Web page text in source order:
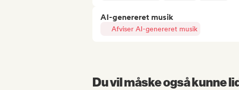
AI-genereret musik
Afviser AI-genereret musik
Du vil måske også kunne